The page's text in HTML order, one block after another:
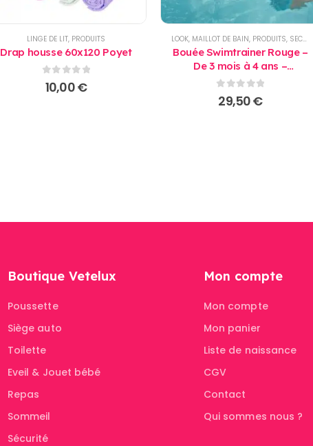
LINGE DE LIT, PRODUITS
Drap housse 60x120 Poyet
0sur 5
10,00€
LOOK, MAILLOT DE BAIN, PRODUITS, SECURITE
Bouée Swimtrainer Rouge –
De 3 mois à 4 ans –
Apprentissage de la nage
0sur 5
29,50€
Boutique Vetelux
Poussette
Siège auto
Toilette
Eveil & Jouet bébé
Repas
Sommeil
Sécurité
Mon compte
Mon compte
Mon panier
Liste de naissance
CGV
Contact
Qui sommes nous ?